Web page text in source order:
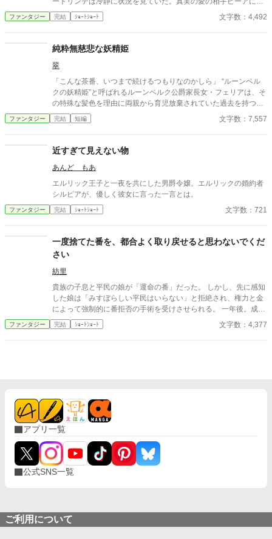
告することもなく、ランベルトに諫言もしない。だが、ディート
リンデは将来の王太子妃としてランベルトに問いかけた。「彼女
説のような断罪劇や反撃もなく、静かにランベルトは表舞台から
去ることになる。 「小説家になろう」・「アルファポリス」に重
複投稿、自サイトにも掲載。
ファンタジー 完結 ｼｮｰﾄｼｮｰﾄ 文字数：4,492
純粋無慈悲な妖精姫
翠
「こんな茶番、いつまで続けるつもりなのかしら」 “ルーンベル
クの妖精姫”と呼ばれるルーンベルク公爵家長女・フェリアは、そ
の特殊な髪色を理由に両親から育児放棄されていた過去を持つ。
悪意と嘲笑、浅慮な思惑を向けられながらも、フェリアはいつだ
って穏やかに笑う。 「何故、自分に悪意を持つ相手に慈悲を向け
に無慈悲な少女の、人生の序章。
ファンタジー 完結 短編 文字数：7,557
近すぎて見えない物
あんど もあ
エルリック王子と一夜を共にした男爵令嬢。エルリックの婚約者
シルビアが、優しく彼女に言った一言とは。
ファンタジー 完結 ｼｮｰﾄｼｮｰﾄ 文字数：721
一度捨てた番を、都合よく取り戻せると思わないでくだ
さい
紡里
貴族の子息と平民の娘が「運命の番」だった。 しかし、先に感知
した娘は「みすぼらしい平民はいらない」と拒絶され、権力と金
によって強制的に番拒否の手術を受けさせられる。 一年後。成長
した子息は娘を番だと認識し、今度は「解除しろ」と迫ってき
た。 それを拒んだ娘を、彼は「番の義務違反だ」と裁判に訴え
ファンタジー 完結 ｼｮｰﾄｼｮｰﾄ 文字数：4,377
アプリ一覧
公式SNS一覧
ご利用について